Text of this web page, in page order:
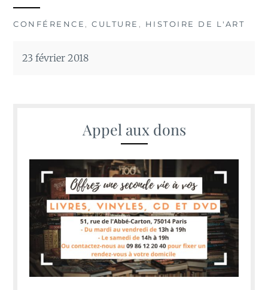
CONFÉRENCE ,CULTURE , HISTOIRE DE L'ART
23 février 2018
Appel aux dons